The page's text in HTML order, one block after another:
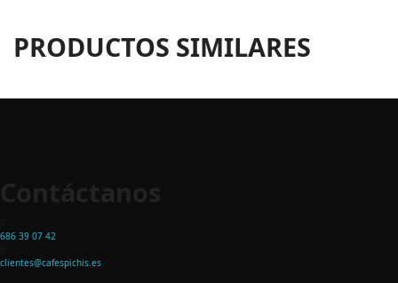
PRODUCTOS SIMILARES
686 39 07 42
clientes@cafespichis.es